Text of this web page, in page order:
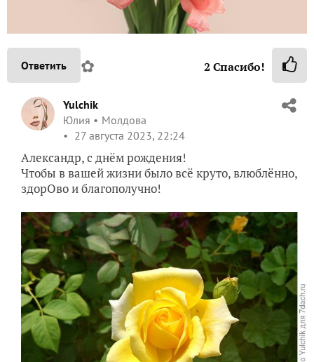
Ответить ✿ 2 Спасибо!
Yulchik
Юлия
Молдова
27 августа 2023, 22:24
Александр, с днём рождения!
Чтобы в вашей жизни было всё круто, влюблённо,
здорОво и благополучно!